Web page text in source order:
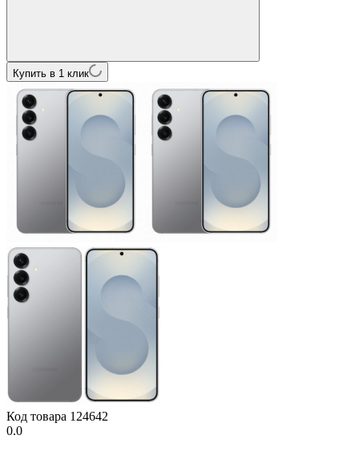
Купить в 1 клик
Код товара 124642
0.0